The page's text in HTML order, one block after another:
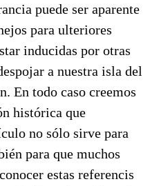
puede ser aparente
para ulteriores
inducidas por otras
a nuestra isla del
En todo caso creemos
histórica que
no sólo sirve para
para que muchos
estas referencis